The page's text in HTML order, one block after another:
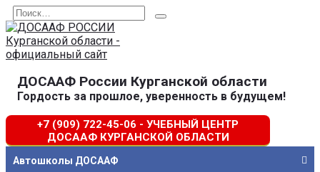
Перейти
к
содержанию
Search
for:
ДОСААФ России Курганской области
Гордость за прошлое, уверенность в будущем!
+7 (909) 722-45-06 - УЧЕБНЫЙ ЦЕНТР
ДОСААФ КУРГАНСКОЙ ОБЛАСТИ
Автошколы ДОСААФ